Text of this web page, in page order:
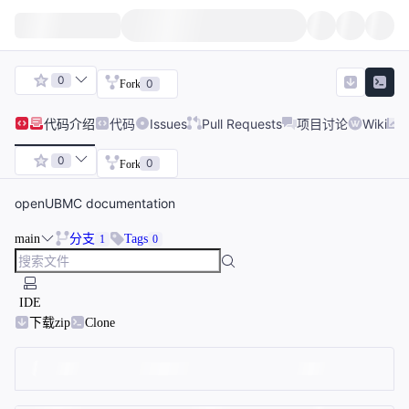
0 Fork 0
代码介绍 代码 Issues Pull Requests 项目讨论 Wiki
0 Fork 0
openUBMC documentation
main 分支 1 Tags 0
IDE
下载zip
Clone